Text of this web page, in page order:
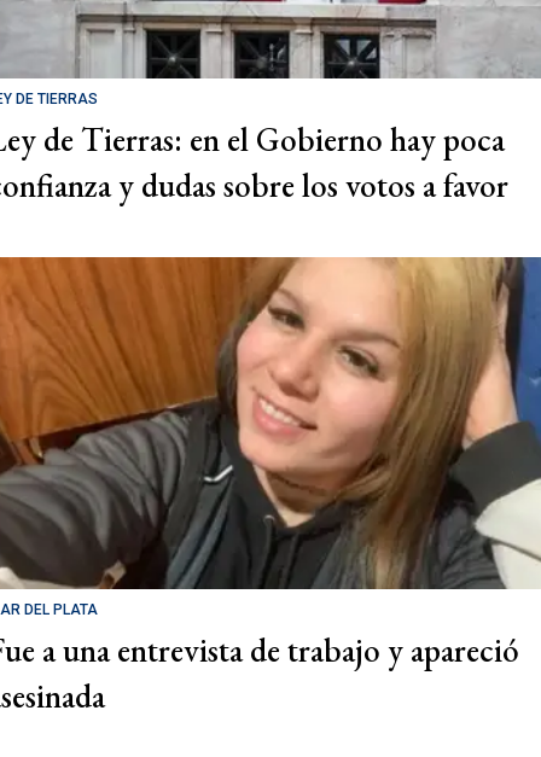
DE TIERRAS
de Tierras: en el Gobierno hay poca
y dudas sobre los votos a favor
DEL PLATA
a una entrevista de trabajo y apareció